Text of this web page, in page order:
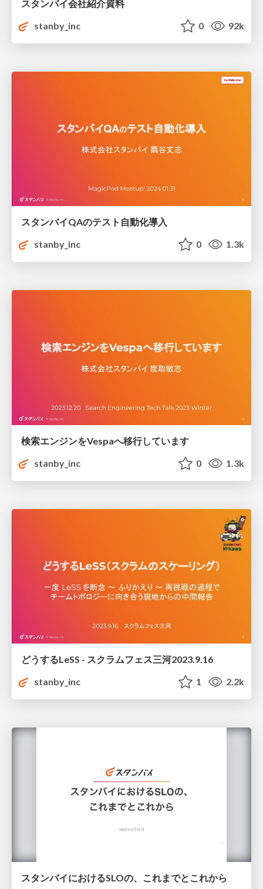
スタンバイ会社紹介資料
stanby_inc
0 92k
スタンバイQAのテスト自動化導入
stanby_inc
0 1.3k
検索エンジンをVespaへ移行しています
stanby_inc
0 1.3k
どうするLeSS - スクラムフェス三河2023.9.16
stanby_inc
1 2.2k
スタンバイにおけるSLOの、これまでとこれから